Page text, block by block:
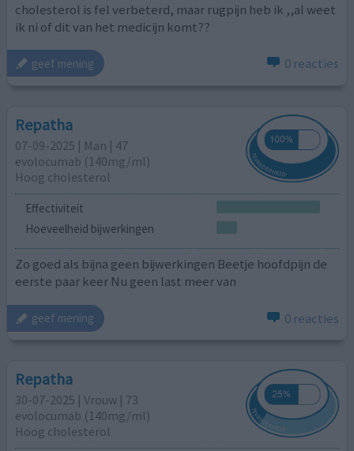
cholesterol is fel verbeterd, maar rugpijn heb ik ,,al weet
ik ni of dit van het medicijn komt??
geef mening 0 reacties
Repatha
07-09-2025 | Man | 47
evolocumab (140mg/ml)
Hoog cholesterol
Effectiviteit
Hoeveelheid bijwerkingen
Zo goed als bijna geen bijwerkingen Beetje hoofdpijn de
eerste paar keer Nu geen last meer van
geef mening 0 reacties
Repatha
30-07-2025 | Vrouw | 73
evolocumab (140mg/ml)
Hoog cholesterol